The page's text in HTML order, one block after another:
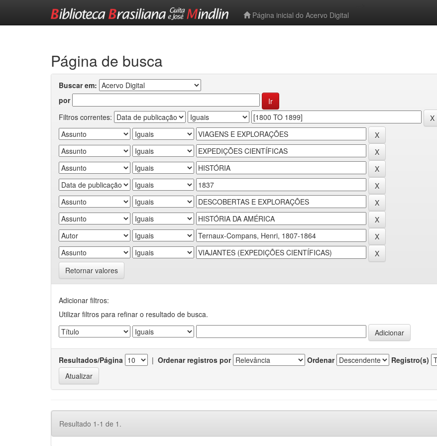
Página inicial do Acervo Digital
Página de busca
Buscar em:
por
Filtros correntes:
Retornar valores
Adicionar filtros:
Utilizar filtros para refinar o resultado de busca.
Resultados/Página | Ordenar registros por Ordenar Registro(s)
Resultado 1-1 de 1.